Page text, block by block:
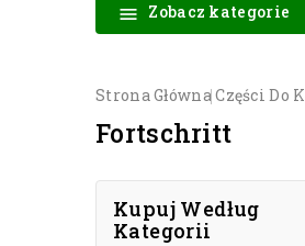
 Zobacz kategorie
Strona GłównaCzęści Do
Fortschritt
Kupuj Według
Kategorii